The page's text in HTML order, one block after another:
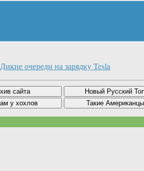
Дикие очереди на зарядку Tesla